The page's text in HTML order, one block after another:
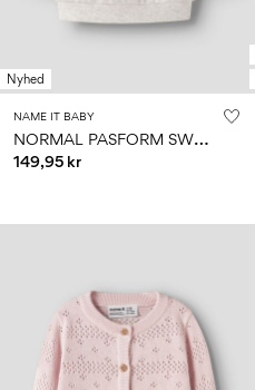
Nyhed
NAME IT BABY
N
ORMAL PASFORM SWEATSHIRT
149,95 kr